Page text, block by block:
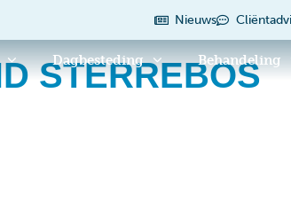
Nieuws
Dagbesteding Behandeling
STERREBOS